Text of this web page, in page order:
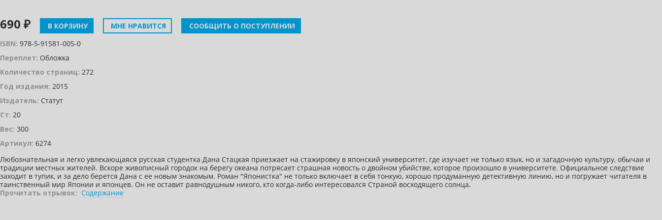
690 ₽ В КОРЗИНУ МНЕ НРАВИТСЯ
СООБЩИТЬ О ПОСТУПЛЕНИИ
ISBN: 978-5-91581-005-0
Переплет: Обложка
Количество страниц: 272
Год издания: 2015
Издатель: Статут
Ст: 20
Вес: 300
Артикул: 6274
Любознательная и легко увлекающаяся русская студентка Дана Стацкая приезжает на стажировку в японский университет, где изучает не только язык, но и загадочную культуру, обычаи и
традиции местных жителей. Вскоре живописный городок на берегу океана потрясает страшная новость о двойном убийстве, которое произошло в университете. Официальное следствие
заходит в тупик, и за дело берется Дана с ее новым знакомым. Роман "Японистка" не только включает в себя тонкую, хорошо продуманную детективную линию, но и погружает читателя в
таинственный мир Японии и японцев. Он не оставит равнодушным никого, кто когда-либо интересовался Страной восходящего солнца.
Прочитать отрывок: Содержание